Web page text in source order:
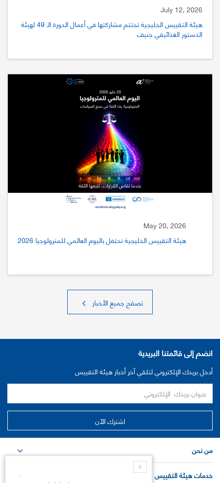
July 12, 2026
هيئة التقييس الخليجية تختتم مشاركتها في أعمال الدورة الـ 49 لهيئة
الدستور الغذائيفي جنيف
May 20, 2026
هيئة التقييس الخليجية تحتفل باليوم العالمي للمترولوجيا 2026
تصفح جميع الأخبار
انضم إلى قائمتنا البريدية
أدخل بريدك الإلكتروني لتلقي آخر أخبار هيئة التقييس
من نحن
خدمات هيئة التقييس
X